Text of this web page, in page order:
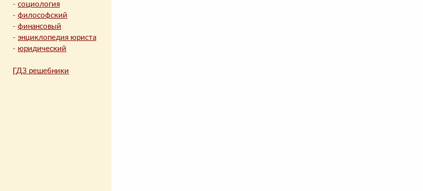
- социология
- философский
- финансовый
- энциклопедия юриста
- юридический
ГДЗ решебники